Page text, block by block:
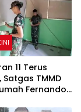
11 Terus
Satgas TMMD
Fernando